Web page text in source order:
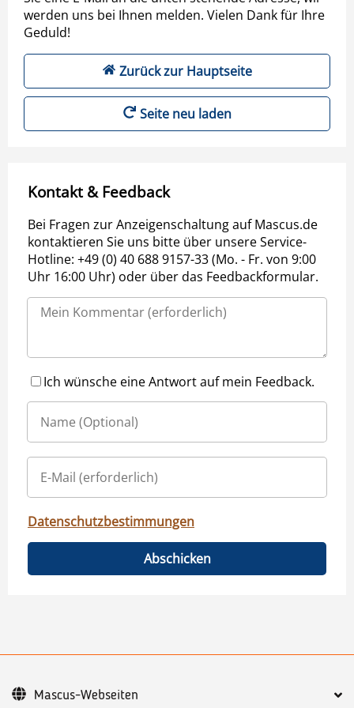
werden uns bei Ihnen melden. Vielen Dank für Ihre
Geduld!
Zurück zur Hauptseite
Seite neu laden
Kontakt & Feedback
Bei Fragen zur Anzeigenschaltung auf Mascus.de
kontaktieren Sie uns bitte über unsere Service-
Hotline: +49 (0) 40 688 9157-33 (Mo. - Fr. von 9:00
Uhr 16:00 Uhr) oder über das Feedbackformular.
Ich wünsche eine Antwort auf mein Feedback.
Datenschutzbestimmungen
Abschicken
Mascus-Webseiten